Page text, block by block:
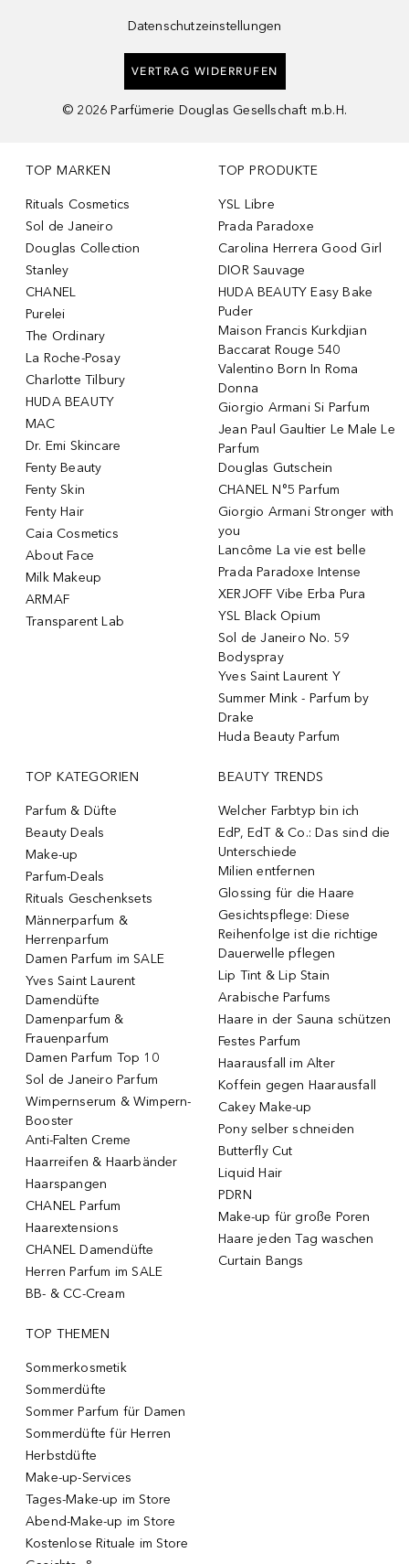
Datenschutzeinstellungen
VERTRAG WIDERRUFEN
© 2026 Parfümerie Douglas Gesellschaft m.b.H.
TOP MARKEN
Rituals Cosmetics
Sol de Janeiro
Douglas Collection
Stanley
CHANEL
Purelei
The Ordinary
La Roche-Posay
Charlotte Tilbury
HUDA BEAUTY
MAC
Dr. Emi Skincare
Fenty Beauty
Fenty Skin
Fenty Hair
Caia Cosmetics
About Face
Milk Makeup
ARMAF
Transparent Lab
TOP PRODUKTE
YSL Libre
Prada Paradoxe
Carolina Herrera Good Girl
DIOR Sauvage
HUDA BEAUTY Easy Bake
Puder
Maison Francis Kurkdjian
Baccarat Rouge 540
Valentino Born In Roma
Donna
Giorgio Armani Si Parfum
Jean Paul Gaultier Le Male Le
Parfum
Douglas Gutschein
CHANEL N°5 Parfum
Giorgio Armani Stronger with
you
Lancôme La vie est belle
Prada Paradoxe Intense
XERJOFF Vibe Erba Pura
YSL Black Opium
Sol de Janeiro No. 59
Bodyspray
Yves Saint Laurent Y
Summer Mink - Parfum by
Drake
Huda Beauty Parfum
TOP KATEGORIEN
Parfum & Düfte
Beauty Deals
Make-up
Parfum-Deals
Rituals Geschenksets
Männerparfum &
Herrenparfum
Damen Parfum im SALE
Yves Saint Laurent
Damendüfte
Damenparfum &
Frauenparfum
Damen Parfum Top 10
Sol de Janeiro Parfum
Wimpernserum & Wimpern-
Booster
Anti-Falten Creme
Haarreifen & Haarbänder
Haarspangen
CHANEL Parfum
Haarextensions
CHANEL Damendüfte
Herren Parfum im SALE
BB- & CC-Cream
BEAUTY TRENDS
Welcher Farbtyp bin ich
EdP, EdT & Co.: Das sind die
Unterschiede
Milien entfernen
Glossing für die Haare
Gesichtspflege: Diese
Reihenfolge ist die richtige
Dauerwelle pflegen
Lip Tint & Lip Stain
Arabische Parfums
Haare in der Sauna schützen
Festes Parfum
Haarausfall im Alter
Koffein gegen Haarausfall
Cakey Make-up
Pony selber schneiden
Butterfly Cut
Liquid Hair
PDRN
Make-up für große Poren
Haare jeden Tag waschen
Curtain Bangs
TOP THEMEN
Sommerkosmetik
Sommerdüfte
Sommer Parfum für Damen
Sommerdüfte für Herren
Herbstdüfte
Make-up-Services
Tages-Make-up im Store
Abend-Make-up im Store
Kostenlose Rituale im Store